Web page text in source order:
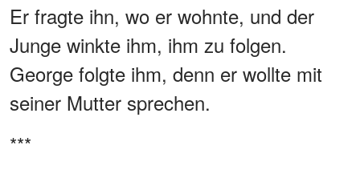
Er fragte ihn, wo er wohnte, und der
Junge winkte ihm, ihm zu folgen.
George folgte ihm, denn er wollte mit
seiner Mutter sprechen.
***